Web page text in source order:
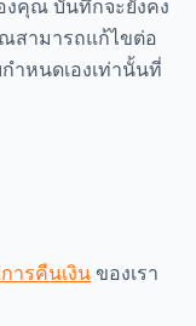
งคุณ บันทึกจะยังคง
สามารถแก้ไขต่อ
ำหนดเองเท่านั้นที่
ารคืนเงิน ของเรา